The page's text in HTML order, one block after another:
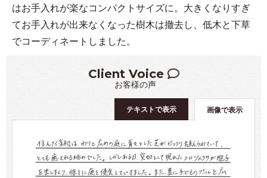
はお手入れが楽なコンパクトサイズに。大きくなりすぎ
てお手入れが出来なくなった樹木は撤去し、低木と下草
でコーディネートしました。
Client Voice
お客様の声
画像で表示
テキストで表示